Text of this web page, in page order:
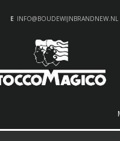
E INFO@BOUDEWIJNBRANDNEW.NL